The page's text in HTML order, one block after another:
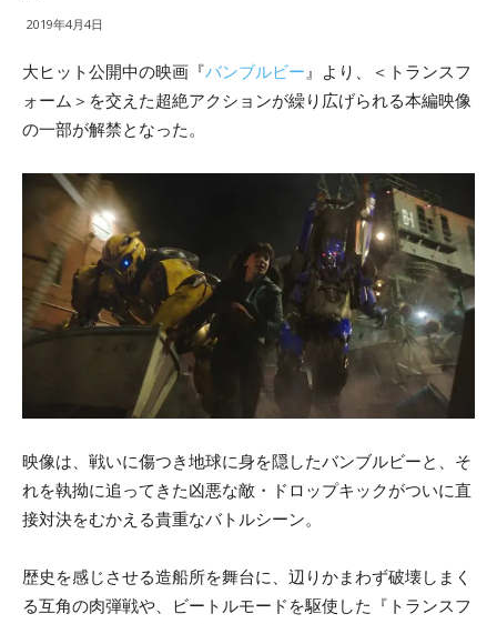
2019年4月4日
大ヒット公開中の映画『バンブルビー 』より、＜トランスフ
ォーム＞を交えた超絶アクションが繰り広げられる本編映像
の一部が解禁となった。
映像は、戦いに傷つき地球に身を隠したバンブルビーと、そ
れを執拗に追ってきた凶悪な敵・ドロップキックがついに直
接対決をむかえる貴重なバトルシーン。
歴史を感じさせる造船所を舞台に、辺りかまわず破壊しまく
る互角の肉弾戦や、ビートルモードを駆使した『トランスフ